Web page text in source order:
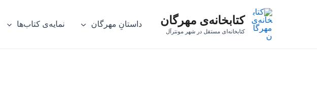
کتابخانه‌ی مهرگان
کتابخانه‌ای مستقل در شهر مونترآل
داستانِ مهرگان نمایه‌ی کتاب‌ها